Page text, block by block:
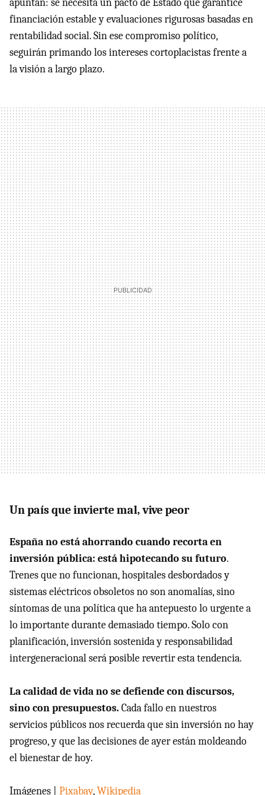
apuntan: se necesita un pacto de Estado que garantice
financiación estable y evaluaciones rigurosas basadas en
rentabilidad social. Sin ese compromiso político,
seguirán primando los intereses cortoplacistas frente a
la visión a largo plazo.
Un país que invierte mal, vive peor
España no está ahorrando cuando recorta en
inversión pública: está hipotecando su futuro.
Trenes que no funcionan, hospitales desbordados y
sistemas eléctricos obsoletos no son anomalías, sino
síntomas de una política que ha antepuesto lo urgente a
lo importante durante demasiado tiempo. Solo con
planificación, inversión sostenida y responsabilidad
intergeneracional será posible revertir esta tendencia.
La calidad de vida no se defiende con discursos,
sino con presupuestos.Cada fallo en nuestros
servicios públicos nos recuerda que sin inversión no hay
progreso, y que las decisiones de ayer están moldeando
el bienestar de hoy.
Imágenes | Pixabay,Wikipedia